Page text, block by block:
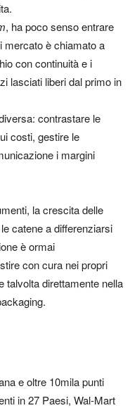
, ha poco senso entrare
mercato è chiamato a
con continuità e i
lasciati liberi dal primo in
contrastare le
costi, gestire le
i margini
la crescita delle
catene a differenziarsi
è ormai
con cura nei propri
talvolta direttamente nella
e oltre 10mila punti
in 27 Paesi, Wal-Mart